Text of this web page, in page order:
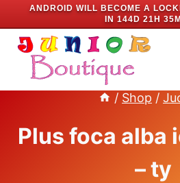
ANDROID WILL BECOME A
IN 144D 21H
Skip
content
/ Shop /
Plus foca alba
– ty